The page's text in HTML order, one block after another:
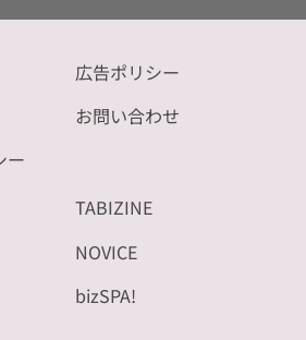
ー
広告ポリシー
お問い合わせ
TABIZINE
NOVICE
bizSPA!